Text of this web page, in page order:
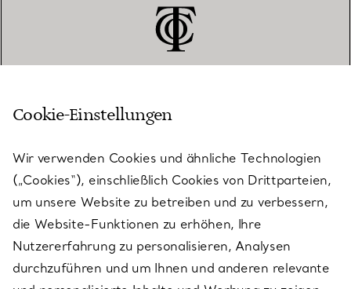
KUNDENSERVICE
SERVICES
ÜBER TIFFANY & CO.
Cookie-Einstellungen
Wir verwenden Cookies und ähnliche Technologien
(„Cookies“), einschließlich Cookies von Drittparteien,
um unsere Website zu betreiben und zu verbessern,
die Website-Funktionen zu erhöhen, Ihre
Nutzererfahrung zu personalisieren, Analysen
durchzuführen und um Ihnen und anderen relevante